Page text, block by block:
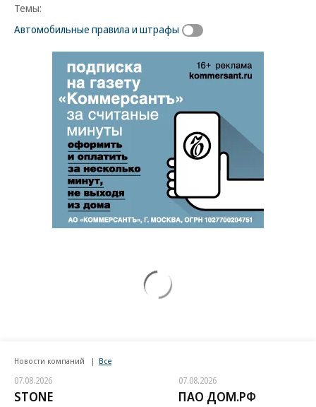
Темы:
Автомобильные правила и штрафы
Новости компаний Все
07.08.2026
STONE
07.08.2026
ПАО ДОМ.РФ